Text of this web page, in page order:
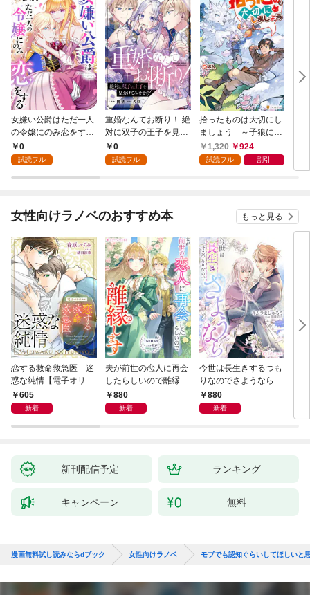
女嫌い公爵はただ一人
の令嬢にのみ恋をする
（分冊版）第１話
0
試読フル
重婚なんてお断り！ 絶
対に双子の王子を見分
けてみせます！（分冊
版） 第１話
0
試読フル
拾ったものは大切にし
ましょう ～子狼に気
に入られた男の転移物
語～
1,320 924
試読フル 割引
転
下
冒
女性向けラノベのおすすめ本 もっと見る
恋する救命救急医 迷
惑な純情【電子オリジ
ナル】
605
新着
夫が前世の恋人に再会
したらしいので離縁し
ます880
新着
今世は長生きするつも
りなのでさようなら
880
新着
話
で
新刊配信予定 ランキング
キャンペーン 無料
漫画無料試し読みならdブック 女性向けラノベ モブでも認知ぐらいしてほしいと